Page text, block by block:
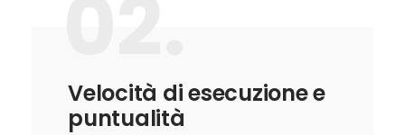
Velocità di esecuzione e
puntualità